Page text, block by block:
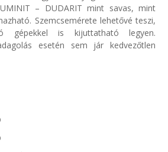
– DUDARIT mint savas, mint
Szemcsemérete lehetővé teszi,
gépekkel is kijuttatható legyen.
esetén sem jár kedvezőtlen